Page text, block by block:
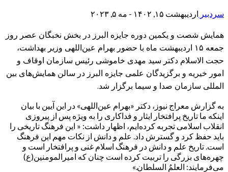
سردبیر اردیبهشت ۱۵, ۱۴۰۲ - مه ۵, ۲۰۲۳
همایش شصت و یکمین دوره جایزه البرز در بخش نخبگان عصر روز
جمعه ۱۵ اردیبهشت ماه با حضور بهرام عین‌اللهی وزیر بهداشت،
حجت الاسلام دکتر سید مهدی خاموشی رئیس سازمان اوقاف و
امور خیریه و برگزیدگان علمی جایزه البرز در سالن همایش‌های بین
المللی سازمان صدا و سیما برگزار شد.
به گزارش معراج نیوز، دکتر «بهرام عین‌اللهی» در این آیین با بیان
اینکه ما تاریخ پرافتخار ایثار و فداکاری را به ویژه پس از پیروزی
انقلاب اسلامی تجربه کرده‌ایم، اظهار داشت: « این فرهنگ تاریخی را
باید حفظ کرد و گسترش داد. علم و دانش از نکات مهم این فرهنگ
است. تاریخ علم و دانش در فرهنگ اسلام غنی و پرافتخار است و
چهره‌های بزرگی را تربیت کرده است چنان که امیرالمومنین(ع)
می‌فرمایند: العلمُ السلطان.»